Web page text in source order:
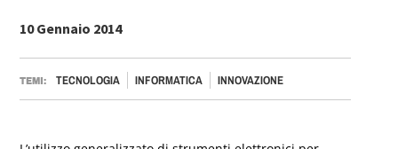
10 Gennaio 2014
TEMI: TECNOLOGIA INFORMATICA INNOVAZIONE